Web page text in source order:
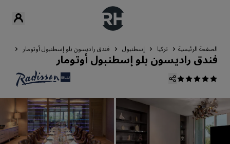
الصفحة الرئيسية تركيا إسطنبول فندق راديسون بلو إسطنبول أوتومار
فندق راديسون بلو إسطنبول أوتومار